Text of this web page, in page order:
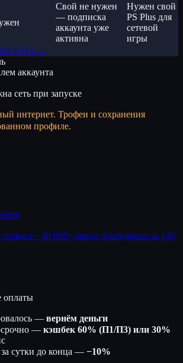
Свой не нужен
— подписка
аккаунта уже
активна
Нужен свой
PS Plus для
сетевой
игры
П2 и П3 →
аккаунта
сеть при запуске
интернет. Трофеи и сохранения
профиле.
· 48 000+ аренд Арендовать за 149
оплаты
— вернём деньги
— кэшбек 60% (П1/П3) или 30%
сутки до конца — −10%